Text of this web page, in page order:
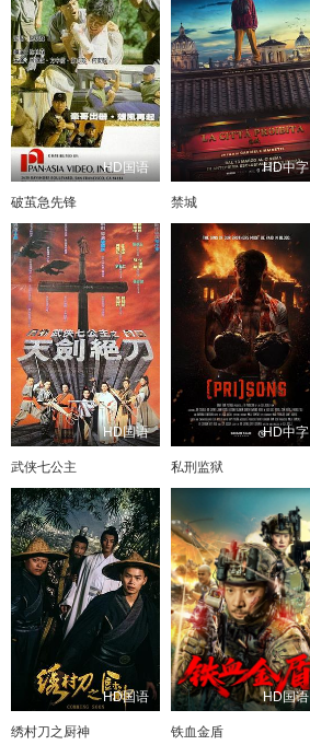
HD国语
破茧急先锋
HD中字
禁城
HD国语
武侠七公主
HD中字
私刑监狱
HD国语
绣村刀之厨神
HD国语
铁血金盾